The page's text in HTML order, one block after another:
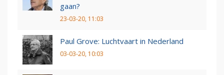
gaan?
23-03-20, 11:03
Paul Grove: Luchtvaart in Nederland
03-03-20, 10:03